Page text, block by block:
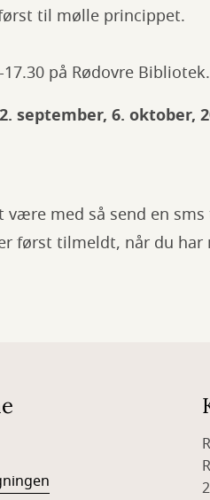
til mølle princippet.
på Rødovre Bibliotek.
september, 6. oktober,
være med så send en sms
først tilmeldt, når du